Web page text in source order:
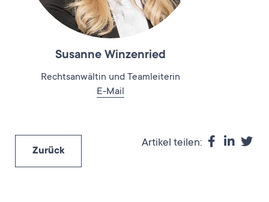
Susanne Winzenried
Rechtsanwältin und Teamleiterin
E-Mail
Zurück
Artikel teilen: